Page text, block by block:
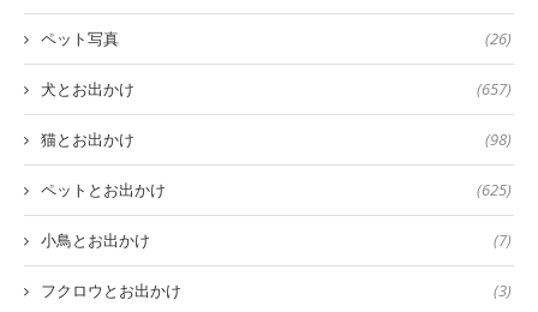
ペット写真 (26)
犬とお出かけ (657)
猫とお出かけ (98)
ペットとお出かけ (625)
小鳥とお出かけ (7)
フクロウとお出かけ (3)